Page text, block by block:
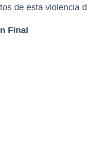
de esta violencia
Final